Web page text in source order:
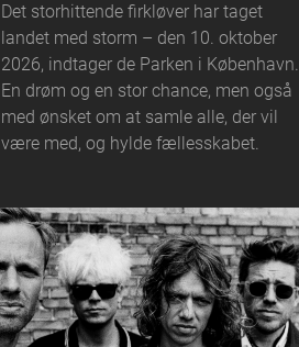
Det storhittende firkløver har taget
landet med storm – den 10. oktober
2026, indtager de Parken i København.
En drøm og en stor chance, men også
med ønsket om at samle alle, der vil
være med, og hylde fællesskabet.